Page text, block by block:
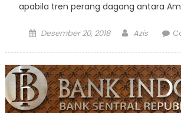
apabila tren perang dagang antara
Posted
Desember 20, 2018 Author
Azis